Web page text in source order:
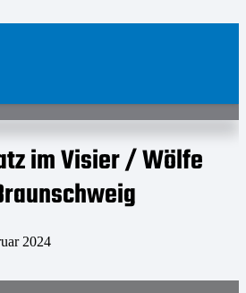
im Visier / Wölfe
2024